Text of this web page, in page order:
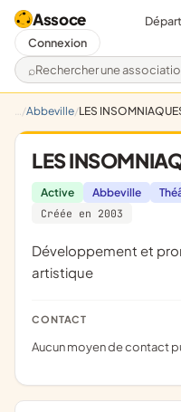
Assoce
Rechercher une
Connexion
Abbeville LES
LES
Active Abbeville
Créée en 2003
développement et promotion de la production
artistique
CONTACT
Aucun moyen de contact